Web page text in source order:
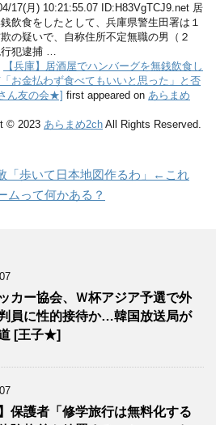
17(月) 10:21:55.07 ID:H83VgTCJ9.net 居
飲食をしたとして、兵庫県警生田署は１
の疑いで、自称住所不定無職の男（２
犯逮捕 …
【兵庫】居酒屋でハンバーグを無銭飲食し
お金払わず食べてもいいと思った」と否
ん友の会★] first appeared on あらまめ
© 2023 あらまめ2ch All Rights Reserved.
「歩いて日本地図作るわ」←これ
ムって何かある？
カー協会、Ｗ杯アジア予選で外
員に性的接待か…韓国放送局が
[王子★]
】保護者「修学旅行は無料化する